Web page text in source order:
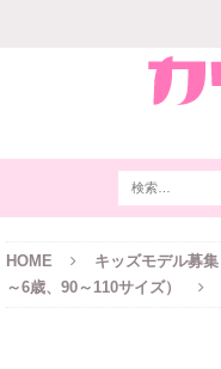
HOME キッズモデル募集
～6歳、90～110サイズ）